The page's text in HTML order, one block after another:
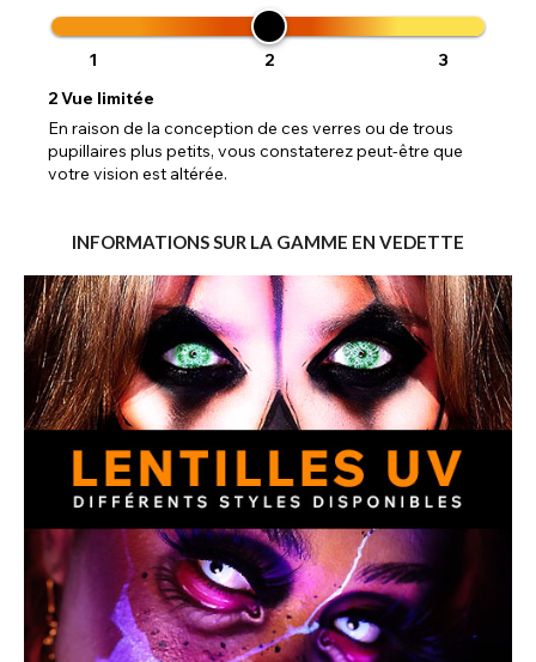
1 2
3
2Vue limitée
En raison de la conception de ces verres ou de trous
pupillaires plus petits, vous constaterez peut-être que
votre vision est altérée.
INFORMATIONS SUR LA GAMME EN VEDETTE